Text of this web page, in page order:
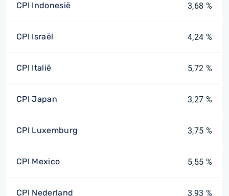
CPI Indonesië 3,68 %
CPI Israël 4,24 %
CPI Italië 5,72 %
CPI Japan 3,27 %
CPI Luxemburg 3,75 %
CPI Mexico 5,55 %
CPI Nederland 3,93 %